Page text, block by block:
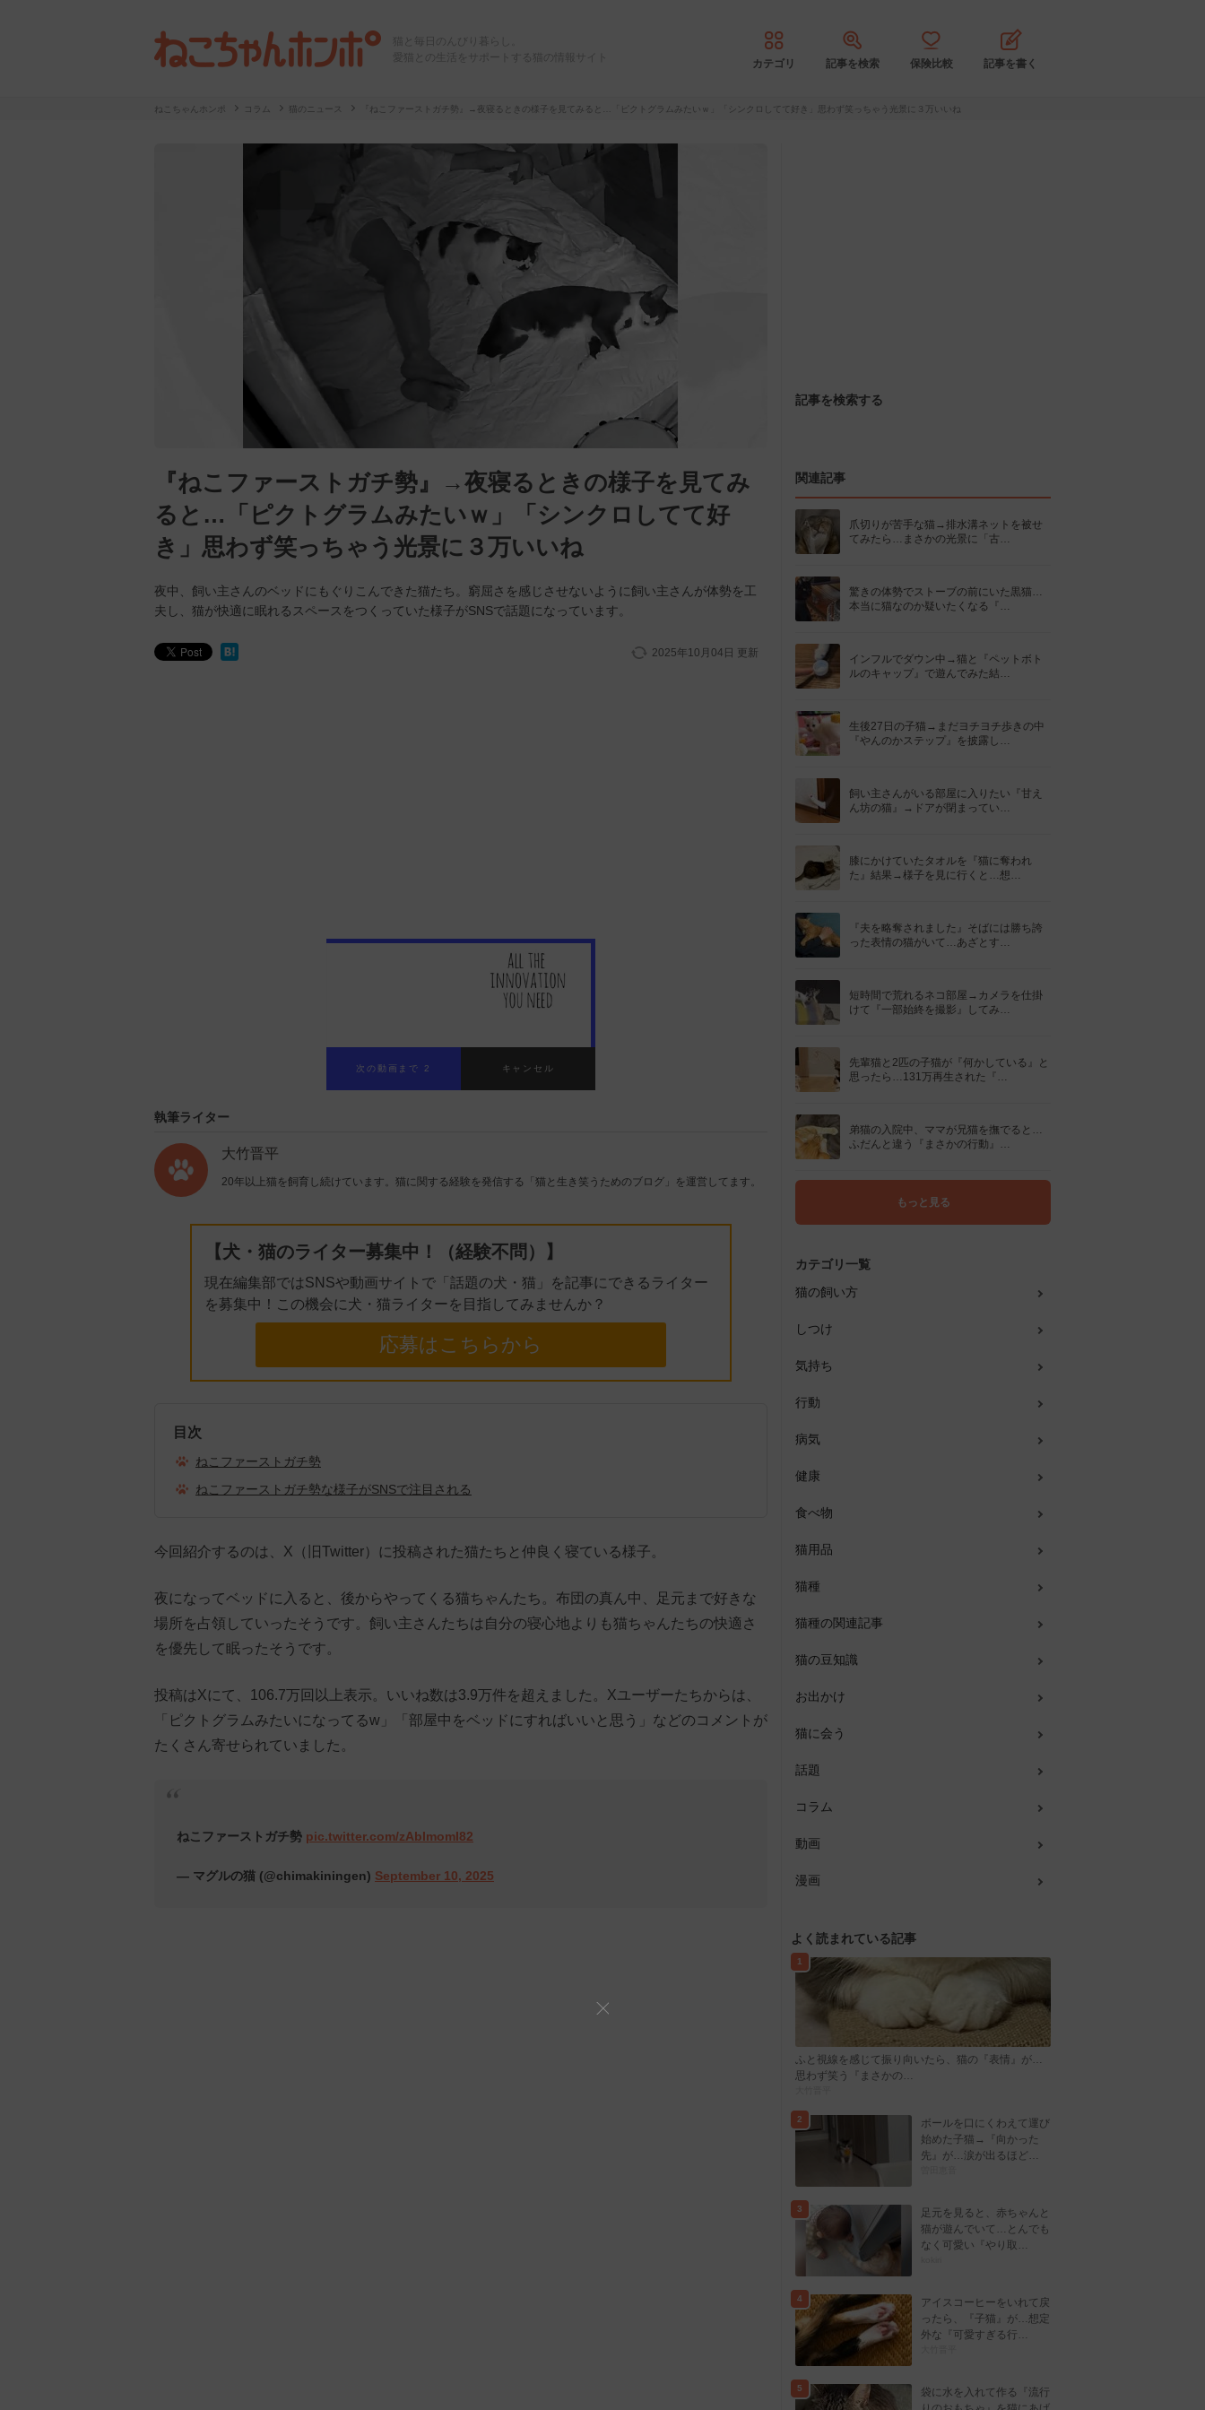
猫と毎日のんびり暮らし。
愛猫との生活をサポートする猫の情報サイト
カテゴリ 記事を検索 保険比較 記事を書く
ねこちゃんホンポ コラム 猫のニュース 『ねこファーストガチ勢』→夜寝るときの様子を見てみると…「ピクトグラムみたいｗ」「シンクロしてて好き」思わず笑っちゃう光景に３万いいね
『ねこファーストガチ勢』→夜寝るときの様子を見てみ
ると…「ピクトグラムみたいｗ」「シンクロしてて好
き」思わず笑っちゃう光景に３万いいね
夜中、飼い主さんのベッドにもぐりこんできた猫たち。窮屈さを感じさせないように飼い主さんが体勢を工
夫し、猫が快適に眠れるスペースをつくっていた様子がSNSで話題になっています。
2025年10月04日 更新
次の動画まで 1 キャンセル
執筆ライター
大竹晋平
20年以上猫を飼育し続けています。猫に関する経験を発信する「猫と生き笑うためのブログ」を運営してます。
【犬・猫のライター募集中！（経験不問）】
現在編集部ではSNSや動画サイトで「話題の犬・猫」を記事にできるライター
を募集中！この機会に犬・猫ライターを目指してみませんか？
応募はこちらから
目次
ねこファーストガチ勢
ねこファーストガチ勢な様子がSNSで注目される
今回紹介するのは、X（旧Twitter）に投稿された猫たちと仲良く寝ている様子。
夜になってベッドに入ると、後からやってくる猫ちゃんたち。布団の真ん中、足元まで好きな
場所を占領していったそうです。飼い主さんたちは自分の寝心地よりも猫ちゃんたちの快適さ
を優先して眠ったそうです。
投稿はXにて、106.7万回以上表示。いいね数は3.9万件を超えました。Xユーザーたちからは、
「ピクトグラムみたいになってるw」「部屋中をベッドにすればいいと思う」などのコメントが
たくさん寄せられていました。
ねこファーストガチ勢 pic.twitter.com/zAbImomI82
— マグルの猫 (@chimakiningen) September 10, 2025
記事を検索する
関連記事
爪切りが苦手な猫→排水溝ネットを被せ
てみたら…まさかの光景に「古…
驚きの体勢でストーブの前にいた黒猫…
本当に猫なのか疑いたくなる『…
インフルでダウン中→猫と『ペットボト
ルのキャップ』で遊んでみた結…
生後27日の子猫→まだヨチヨチ歩きの中
『やんのかステップ』を披露し…
飼い主さんがいる部屋に入りたい『甘え
ん坊の猫』→ドアが閉まってい…
膝にかけていたタオルを『猫に奪われ
た』結果→様子を見に行くと…想…
『夫を略奪されました』そばには勝ち誇
った表情の猫がいて…あざとす…
短時間で荒れるネコ部屋→カメラを仕掛
けて『一部始終を撮影』してみ…
先輩猫と2匹の子猫が『何かしている』と
思ったら…131万再生された『…
弟猫の入院中、ママが兄猫を撫でると…
ふだんと違う『まさかの行動』…
もっと見る
カテゴリ一覧
猫の飼い方
しつけ
気持ち
行動
病気
健康
食べ物
猫用品
猫種
猫種の関連記事
猫の豆知識
お出かけ
猫に会う
話題
コラム
動画
漫画
よく読まれている記事
1
ふと視線を感じて振り向いたら、猫の『表情』が…
思わず笑う『まさかの…
2
ボールを口にくわえて運び
始めた子猫→『向かった
先』が…涙が出るほど…
3
足元を見ると、赤ちゃんと
猫が遊んでいて…とんでも
なく可愛い『やり取…
4
アイスコーヒーをいれて戻
ったら、『子猫』が…想定
外な『可愛すぎる行…
5
袋に水を入れて作る『流行